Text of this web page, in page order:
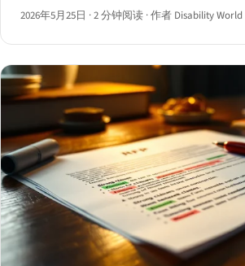
2026年5月25日 ·2 分钟阅读 ·作者 Disability World